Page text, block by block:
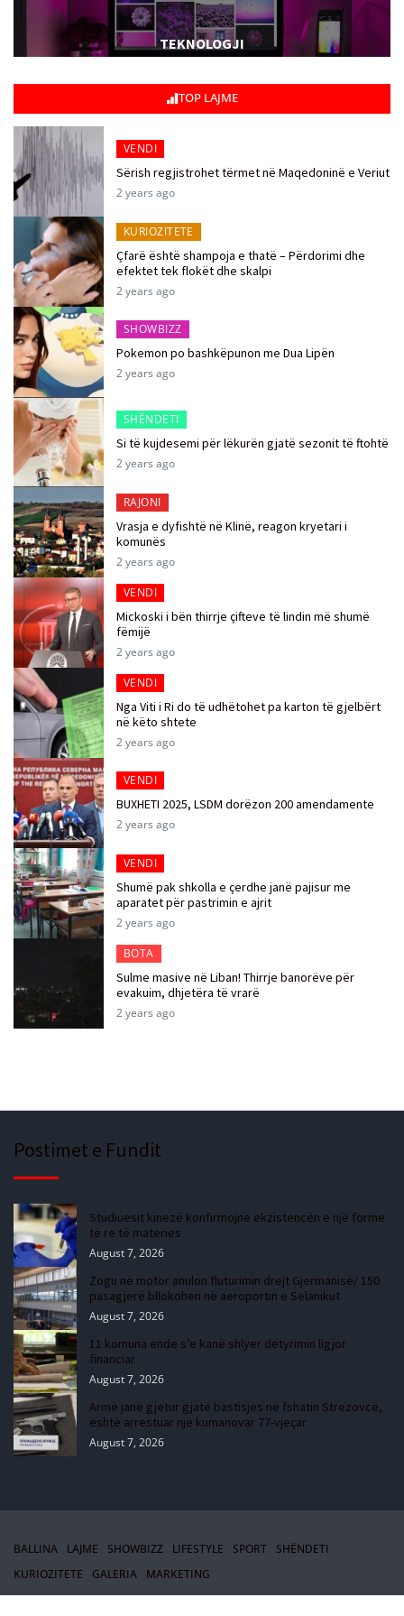
TEKNOLOGJI
TOP LAJME
VENDI
Sërish regjistrohet tërmet në Maqedoninë e Veriut
2 years ago
KURIOZITETE
Çfarë është shampoja e thatë – Përdorimi dhe
efektet tek flokët dhe skalpi
2 years ago
SHOWBIZZ
Pokemon po bashkëpunon me Dua Lipën
2 years ago
SHËNDETI
Si të kujdesemi për lëkurën gjatë sezonit të ftohtë
2 years ago
RAJONI
Vrasja e dyfishtë në Klinë, reagon kryetari i
komunës
2 years ago
VENDI
Mickoski i bën thirrje çifteve të lindin më shumë
fëmijë
2 years ago
VENDI
Nga Viti i Ri do të udhëtohet pa karton të gjelbërt
në këto shtete
2 years ago
VENDI
BUXHETI 2025, LSDM dorëzon 200 amendamente
2 years ago
VENDI
Shumë pak shkolla e çerdhe janë pajisur me
aparatet për pastrimin e ajrit
2 years ago
BOTA
Sulme masive në Liban! Thirrje banorëve për
evakuim, dhjetëra të vrarë
2 years ago
Postimet e Fundit
Studiuesit kinezë konfirmojnë ekzistencën e një forme
të re të materies
August 7, 2026
Zogu në motor anulon fluturimin drejt Gjermanisë/ 150
pasagjerë bllokohen në aeroportin e Selanikut
August 7, 2026
11 komuna ende s’e kanë shlyer detyrimin ligjor
financiar
August 7, 2026
Armë janë gjetur gjatë bastisjes në fshatin Strezovcë,
është arrestuar një kumanovar 77-vjeçar
August 7, 2026
BALLINA LAJME SHOWBIZZ LIFESTYLE SPORT
SHËNDETI
KURIOZITETE
GALERIA MARKETING